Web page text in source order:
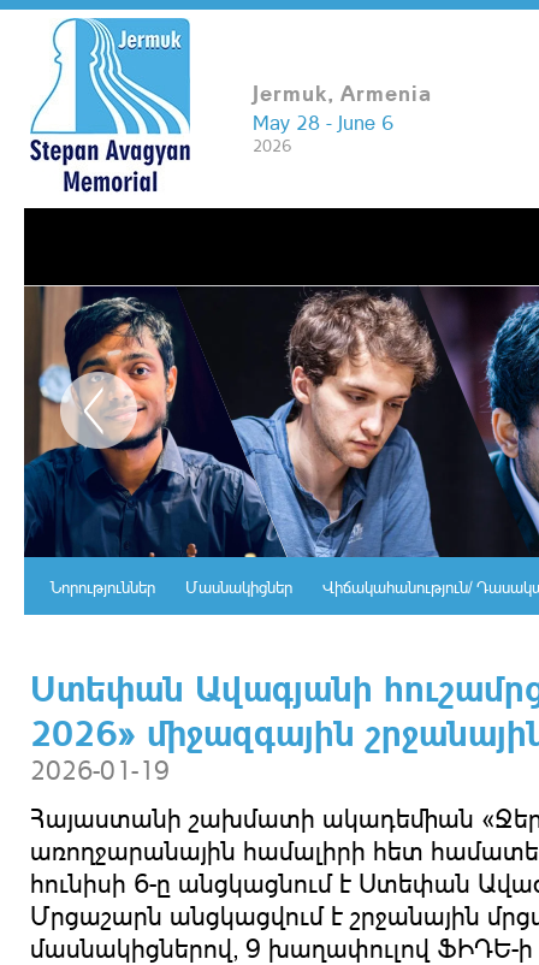
Jermuk, Armenia
May 28 - June 6
2026
Վիճակահանություն/
Մասնակիցներ
Նորություններ
Ստեփան Ավագյանի
2026» միջազգային
2026-01-19
Հայաստանի շախմատի ակադեմիան
առողջարանային համալիրի հետ
հունիսի 6-ը անցկացնում է Ստեփան
Մրցաշարն անցկացվում է շրջանային
մասնակիցներով, 9 խաղափուլով ՖԻԴԵ-